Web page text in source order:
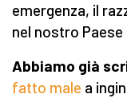
emergenza, il
nel nostro Paese
Abbiamo già
fatto male a